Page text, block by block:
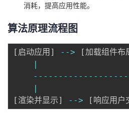
者
学
我
Programs
支
持
的
我
消耗，提高应用性能。
算法原理流程图
[ 启动应用 ] --> [加载组件布
|
-- -- -- -- -- -- -- -- --
|
[ 渲染并显示] --> [ 响应用户